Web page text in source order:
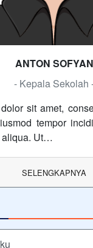
ANTON SOFYAN
- Kepala Sekolah
sit amet,
tempor
aliqua. Ut…
SELENGKAPNYA